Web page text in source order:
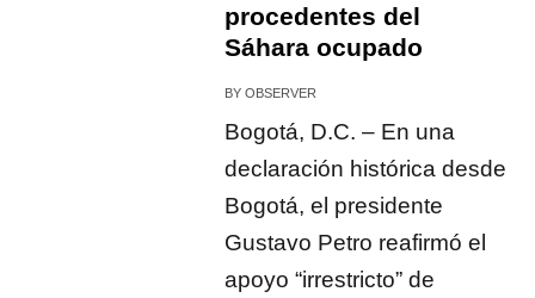
procedentes del
Sáhara ocupado
BYOBSERVER
Bogotá, D.C. – En una
declaración histórica desde
Bogotá, el presidente
Gustavo Petro reafirmó el
apoyo “irrestricto” de